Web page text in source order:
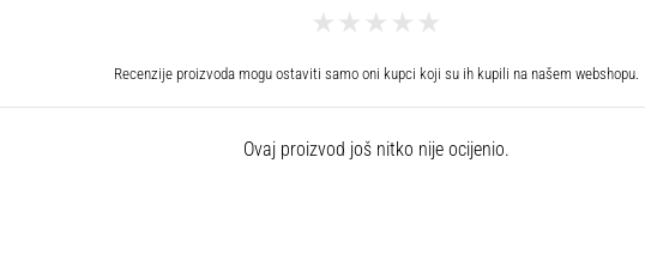
Recenzije proizvoda mogu ostaviti samo oni kupci koji su ih kupili na našem webshopu.
Ovaj proizvod još nitko nije ocijenio.